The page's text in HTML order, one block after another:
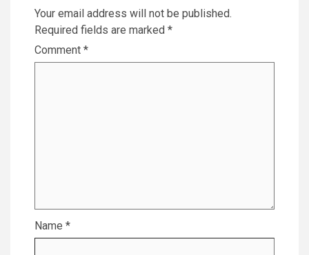
Your email address will not be published.
Required fields are marked *
Comment *
Name *